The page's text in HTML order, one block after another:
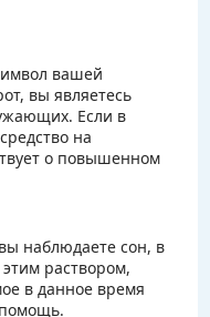
вашей
вы являетесь
Если в
на
о повышенном
наблюдаете сон, в
раствором,
в данное время